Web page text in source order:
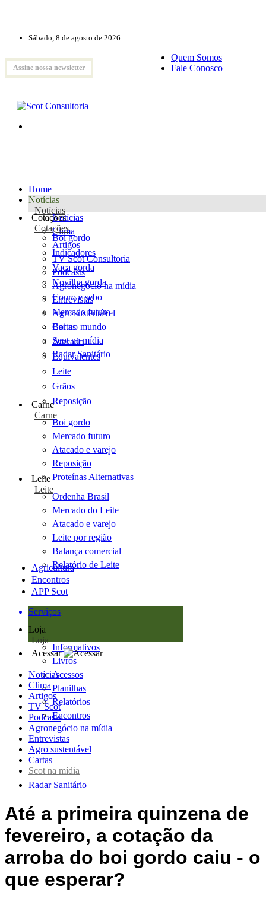
Sábado, 8 de agosto de 2026
Assine nossa newsletter
Quem Somos
Fale Conosco
Home
Notícias
Notícias
Notícias
Clima
Artigos
TV Scot Consultoria
Podcasts
Agronegócio na mídia
Entrevistas
Agro sustentável
Cartas
Scot na mídia
Radar Sanitário
Cotações
Cotações
Boi gordo
Indicadores
Vaca gorda
Novilha gorda
Couro e sebo
Mercado futuro
Boi no mundo
Atacado
Equivalentes
Leite
Grãos
Reposição
Carne
Carne
Boi gordo
Mercado futuro
Atacado e varejo
Reposição
Proteínas Alternativas
Leite
Leite
Ordenha Brasil
Mercado do Leite
Atacado e varejo
Leite por região
Balança comercial
Relatório de Leite
Agricultura
Encontros
APP Scot
Serviços
Loja
Loja
Informativos
Livros
Acessos
Planilhas
Relatórios
Encontros
Acessar
Notícias
Clima
Artigos
TV Scot
Podcasts
Agronegócio na mídia
Entrevistas
Agro sustentável
Cartas
Scot na mídia
Radar Sanitário
Até a primeira quinzena de
fevereiro, a cotação da
arroba do boi gordo caiu - o
que esperar?